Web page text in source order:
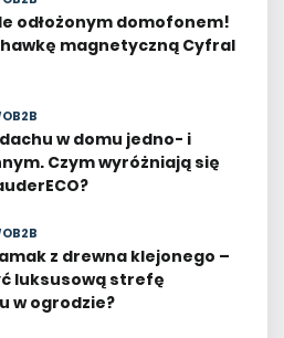
odłożonym domofonem!
magnetyczną Cyfral
w domu jedno- i
Czym wyróżniają się
z drewna klejonego –
luksusową strefę
w ogrodzie?